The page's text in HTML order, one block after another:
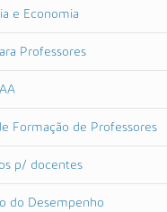
e Economia
Professores
Formação de Professores
p/ docentes
do Desempenho